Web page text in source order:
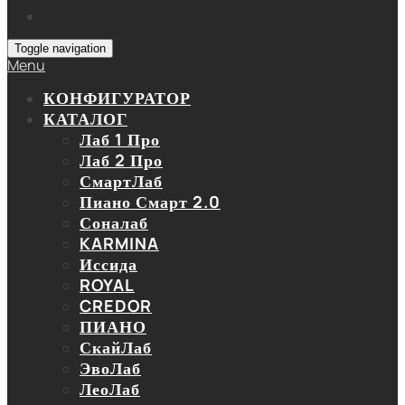
Toggle navigation
Menu
КОНФИГУРАТОР
КАТАЛОГ
Лаб 1 Про
Лаб 2 Про
СмартЛаб
Пиано Смарт 2.0
Соналаб
KARMINA
Иссида
ROYAL
CREDOR
ПИАНО
СкайЛаб
ЭвоЛаб
ЛеоЛаб